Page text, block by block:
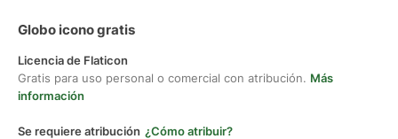
Globo icono gratis
Licencia de Flaticon
Gratis para uso personal o comercial con atribución. Más
información
Se requiere atribución ¿Cómo atribuir?